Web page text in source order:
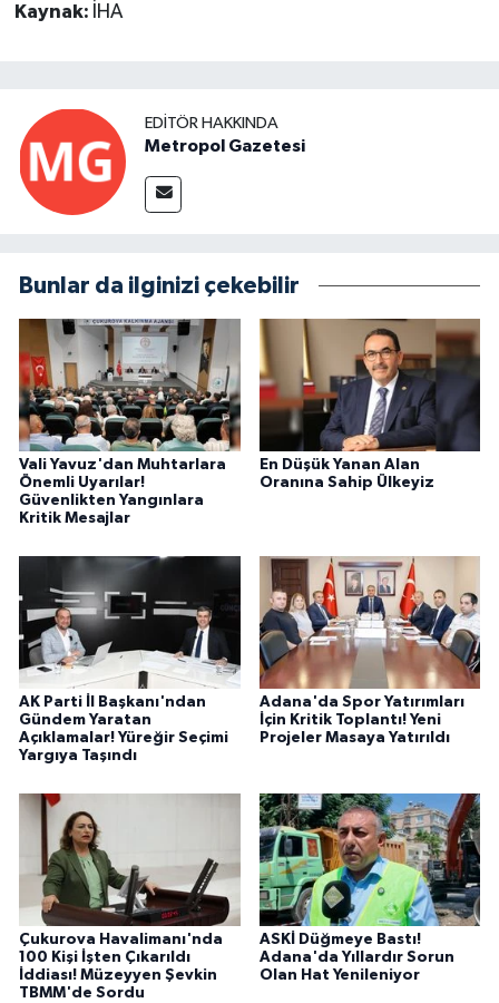
Kaynak: İHA
EDITÖR HAKKINDA
Metropol Gazetesi
Bunlar da ilginizi çekebilir
Vali Yavuz'dan Muhtarlara
Önemli Uyarılar!
Güvenlikten Yangınlara
Kritik Mesajlar
En Düşük Yanan Alan
Oranına Sahip Ülkeyiz
AK Parti İl Başkanı'ndan
Gündem Yaratan
Açıklamalar! Yüreğir Seçimi
Yargıya Taşındı
Adana'da Spor Yatırımları
İçin Kritik Toplantı! Yeni
Projeler Masaya Yatırıldı
Çukurova Havalimanı'nda
100 Kişi İşten Çıkarıldı
İddiası! Müzeyyen Şevkin
TBMM'de Sordu
ASKİ Düğmeye Bastı!
Adana'da Yıllardır Sorun
Olan Hat Yenileniyor